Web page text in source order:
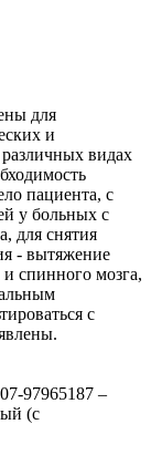
для
и
видах
пациента, с
у больных с
для снятия
- вытяжение
спинного мозга,
с
97965187 –
(с